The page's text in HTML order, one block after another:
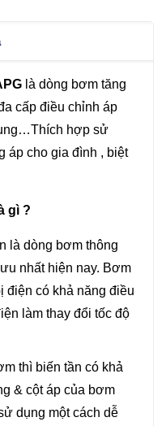
là dòng bơm tăng
cấp điều chỉnh áp
hợp sử
áp cho gia đình , biệt
gì ?
là dòng bơm thông
nhất hiện nay. Bơm
điện có khả năng điều
làm thay đổi tốc độ
thì biến tần có khả
& cột áp của bơm
dụng một cách dễ